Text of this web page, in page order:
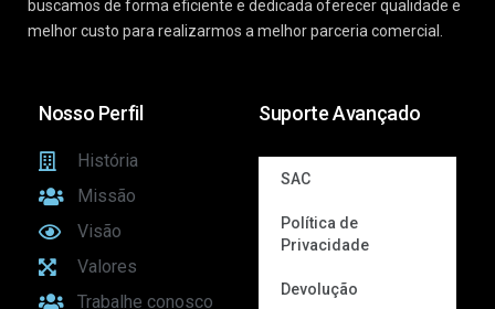
buscamos de forma eficiente e dedicada oferecer qualidade e
melhor custo para realizarmos a melhor parceria comercial.
Nosso Perfil
História
Missão
Visão
Valores
Trabalhe conosco
Suporte Avançado
SAC
Política de
Privacidade
Devolução